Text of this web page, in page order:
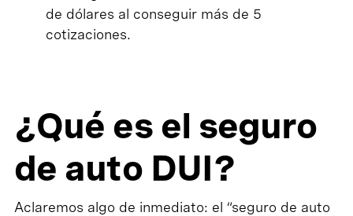
de dólares al conseguir más de 5
cotizaciones.
¿Qué es el seguro
de auto DUI?
Aclaremos algo de inmediato: el “seguro de auto